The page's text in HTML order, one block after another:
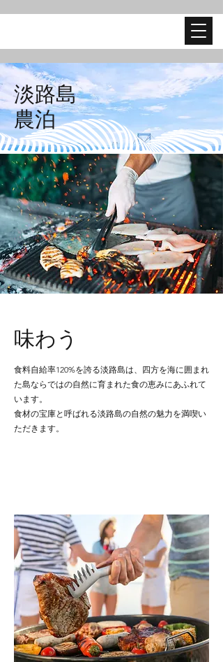
淡路島
​農泊
味わう
食料自給率120%を誇る淡路島は、四方を海に囲まれ
た島ならではの自然に育まれた食の恵みにあふれて
います。
食材の宝庫と呼ばれる淡路島の自然の魅力を満喫い
ただきます。